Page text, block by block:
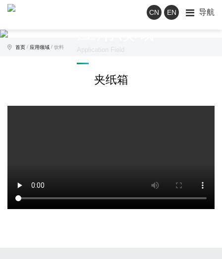
CN EN 导航
应用领域
Application Field
首页 / 应用领域 /饮料
夹纸箱